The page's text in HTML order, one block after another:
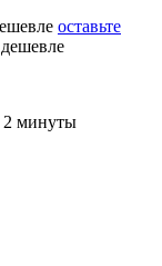
оставьте
2 минуты